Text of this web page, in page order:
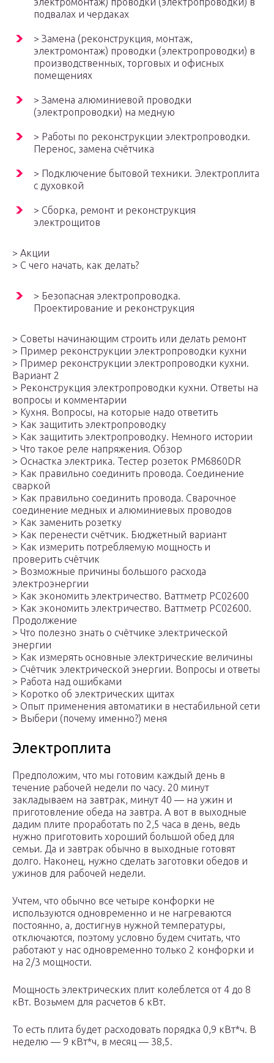
подвалах и чердаках
> Замена (реконструкция, монтаж,
электромонтаж) проводки (электропроводки) в
производственных, торговых и офисных
помещениях
> Замена алюминиевой проводки
(электропроводки) на медную
> Работы по реконструкции электропроводки.
Перенос, замена счётчика
> Подключение бытовой техники. Электроплита
с духовкой
> Сборка, ремонт и реконструкция
электрощитов
> Акции
> С чего начать, как делать?
> Безопасная электропроводка.
Проектирование и реконструкция
> Советы начинающим строить или делать ремонт
> Пример реконструкции электропроводки кухни
> Пример реконструкции электропроводки кухни.
Вариант 2
> Реконструкция электропроводки кухни. Ответы на
вопросы и комментарии
> Кухня. Вопросы, на которые надо ответить
> Как защитить электропроводку
> Как защитить электропроводку. Немного истории
> Что такое реле напряжения. Обзор
> Оснастка электрика. Тестер розеток PM6860DR
> Как правильно соединить провода. Соединение
сваркой
> Как правильно соединить провода. Сварочное
соединение медных и алюминиевых проводов
> Как заменить розетку
> Как перенести счётчик. Бюджетный вариант
> Как измерить потребляемую мощность и
проверить счётчик
> Возможные причины большого расхода
электроэнергии
> Как экономить электричество. Ваттметр PC02600
> Как экономить электричество. Ваттметр PC02600.
Продолжение
> Что полезно знать о счётчике электрической
энергии
> Как измерять основные электрические величины
> Счётчик электрической энергии. Вопросы и ответы
> Работа над ошибками
> Коротко об электрических щитах
> Опыт применения автоматики в нестабильной сети
> Выбери (почему именно?) меня
Электроплита
Предположим, что мы готовим каждый день в
течение рабочей недели по часу. 20 минут
закладываем на завтрак, минут 40 — на ужин и
приготовление обеда на завтра. А вот в выходные
дадим плите проработать по 2,5 часа в день, ведь
нужно приготовить хороший большой обед для
семьи. Да и завтрак обычно в выходные готовят
долго. Наконец, нужно сделать заготовки обедов и
ужинов для рабочей недели.
Учтем, что обычно все четыре конфорки не
используются одновременно и не нагреваются
постоянно, а, достигнув нужной температуры,
отключаются, поэтому условно будем считать, что
работают у нас одновременно только 2 конфорки и
на 2/3 мощности.
Мощность электрических плит колеблется от 4 до 8
кВт. Возьмем для расчетов 6 кВт.
То есть плита будет расходовать порядка 0,9 кВт*ч. В
неделю — 9 кВт*ч, в месяц — 38,5.